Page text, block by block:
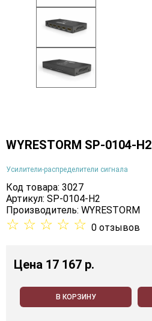
WYRESTORM SP-0104-H2
Усилители-распределители сигнала
Код товара: 3027
Артикул: SP-0104-H2
Производитель: WYRESTORM
☆ ☆ ☆ ☆ ☆ 0 отзывов
Цена 17 167 p.
В КОРЗИНУ